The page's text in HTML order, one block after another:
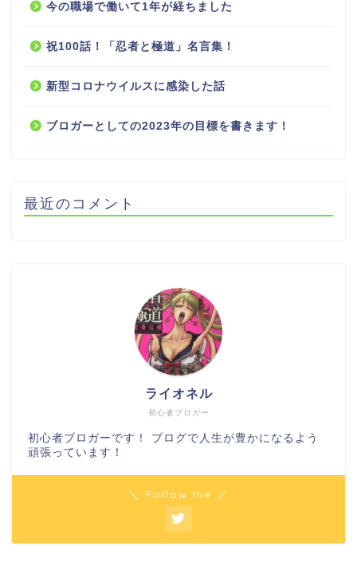
今の職場で働いて1年が経ちました
祝100話！「忍者と極道」名言集！
新型コロナウイルスに感染した話
ブロガーとしての2023年の目標を書きます！
最近のコメント
初心者ブロガー
ライオネル
初心者ブロガーです！ ブログで人生が豊かになるよう
頑張っています！
＼ Follow me ／